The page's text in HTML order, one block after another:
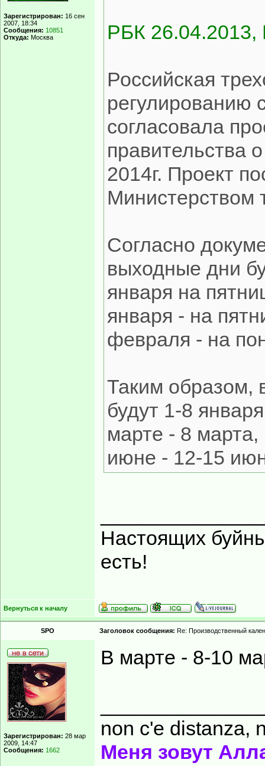
Зарегистрирован: 16 сен
2007, 18:34
Сообщения: 10851
Откуда: Москва РБК 26.04.2013,
Российская
регулированию
согласовала
правительства
2014г. Проект
Министерством
Согласно
выходные дни
января на
января - на
февраля - на
Таким образом,
будут 1-8
марте - 8
июне - 12-15
Настоящих
есть!
Вернуться к началу
SPO Заголовок сообщения: Re: Производственный
Зарегистрирован: 28 мар
2009, 14:47
Сообщения: 1662
В марте - 8-10
non c'e distanza,
Меня зовут